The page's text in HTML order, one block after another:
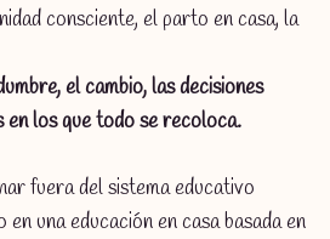
consciente, el parto en casa, la
el cambio, las decisiones
en los que todo se recoloca.
fuera del sistema educativo
una educación en casa basada en